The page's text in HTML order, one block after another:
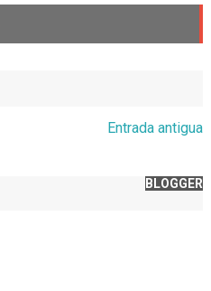
Entrada antigua
BLOGGER